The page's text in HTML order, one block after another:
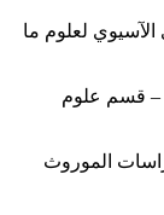
لعلوم ما
– قسم علوم
الموروث